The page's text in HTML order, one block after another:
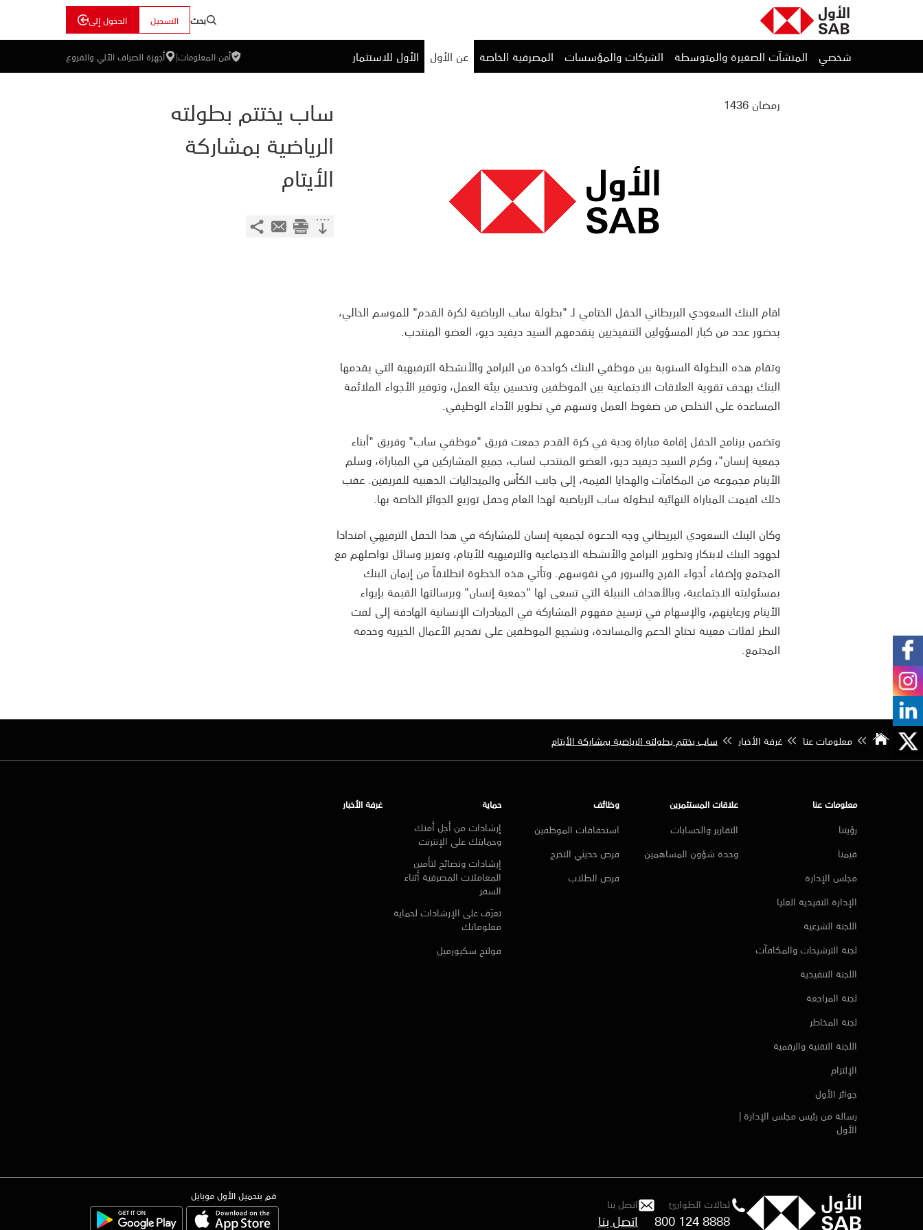
بحث التسجيل الدخول إلى
شخصي المنشآت الصغيرة والمتوسطة الشركات والمؤسسات المصرفية الخاصة عن الأول الأول للاستثمار أمن المعلومات| أجهزة الصراف الآلي والفروع
ساب يختتم بطولته
الرياضية بمشاركة
الأيتام
رمضان 1436
اقام البنك السعودي البريطاني الحفل الختامي لـ "بطولة ساب الرياضية لكرة القدم" للموسم الحالي،
بحضور عدد من كبار المسؤولين التنفيذيين يتقدمهم السيد ديفيد ديو، العضو المنتدب.
وتقام هذه البطولة السنوية بين موظفي البنك كواحدة من البرامج والأنشطة الترفيهية التي يقدمها
البنك بهدف تقوية العلاقات الاجتماعية بين الموظفين وتحسين بيئة العمل، وتوفير الأجواء الملائمة
المساعدة على التخلص من ضغوط العمل وتسهم في تطوير الأداء الوظيفي.
وتضمن برنامج الحفل إقامة مباراة ودية في كرة القدم جمعت فريق "موظفي ساب" وفريق "أبناء
جمعية إنسان"، وكرم السيد ديفيد ديو، العضو المنتدب لساب، جميع المشاركين في المباراة، وسلم
الأيتام مجموعة من المكافآت والهدايا القيمة، إلى جانب الكأس والميداليات الذهبية للفريقين. عقب
ذلك اقيمت المباراة النهائية لبطولة ساب الرياضية لهذا العام وحفل توزيع الجوائز الخاصة بها.
وكان البنك السعودي البريطاني وجه الدعوة لجمعية إنسان للمشاركة في هذا الحفل الترفيهي امتدادا
لجهود البنك لابتكار وتطوير البرامج والأنشطة الاجتماعية والترفيهية للأيتام، وتعزيز وسائل تواصلهم مع
المجتمع وإضفاء أجواء الفرح والسرور في نفوسهم. وتأتي هذه الخطوة انطلاقاً من إيمان البنك
بمسئوليته الاجتماعية، وبالأهداف النبيلة التي تسعى لها "جمعية إنسان" وبرسالتها القيمة بإيواء
الأيتام ورعايتهم، والإسهام في ترسيخ مفهوم المشاركة في المبادرات الإنسانية الهادفة إلى لفت
النظر لفئات معينة تحتاج الدعم والمساندة، وتشجيع الموظفين على تقديم الأعمال الخيرية وخدمة
المجتمع.
معلومات عنا غرفة الأخبار ساب يختتم بطولته الرياضية بمشاركة الأيتام
معلومات عنا
رؤيتنا
قيمنا
مجلس الإدارة
الإدارة التفيذية العليا
اللجنة الشرعية
لجنة الترشيحات والمكافآت
اللجنة التنفيذية
لجنة المراجعة
لجنة المخاطر
اللجنة التقنية والرقمية
الإلتزام
جوائز الأول
رسالة من رئيس مجلس الإدارة |
الأول
علاقات المستثمرين
التقارير والحسابات
وحدة شؤون المساهمين
وظائف
استحقاقات الموظفين
فرص حديثي التخرج
فرص الطلاب
حماية
إرشادات من أجل أمنك
وحمايتك على الإنترنت
إرشادات ونصائح لتأمين
المعاملات المصرفية أثناء
السفر
تعرّف على الإرشادات لحماية
معلوماتك
فولتج سكيورميل
غرفة الأخبار
لحالات الطوارئ
800 124 8888
اتصل بنا قم بتحميل الأول موبايل